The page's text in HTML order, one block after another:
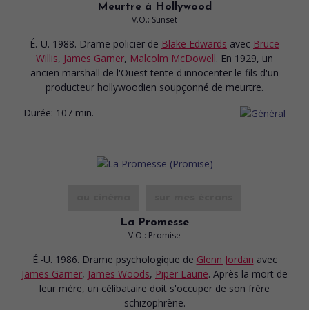
Meurtre à Hollywood
V.O.: Sunset
É.-U. 1988. Drame policier de Blake Edwards avec Bruce
Willis, James Garner, Malcolm McDowell. En 1929, un
ancien marshall de l'Ouest tente d'innocenter le fils d'un
producteur hollywoodien soupçonné de meurtre.
Durée: 107 min.
La Promesse
V.O.: Promise
É.-U. 1986. Drame psychologique de Glenn Jordan avec
James Garner, James Woods, Piper Laurie. Après la mort de
leur mère, un célibataire doit s'occuper de son frère
schizophrène.